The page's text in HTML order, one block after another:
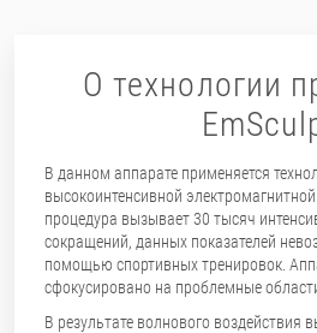
О технологии
В данном аппарате применяется
высокоинтенсивной
процедура вызывает 30 тысяч
сокращений, данных показателей
помощью спортивных тренировок.
сфокусировано на проблемные
В результате волнового воздействия